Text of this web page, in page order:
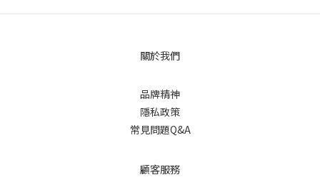
關於我們
品牌精神
隱私政策
常見問題Q&A
顧客服務